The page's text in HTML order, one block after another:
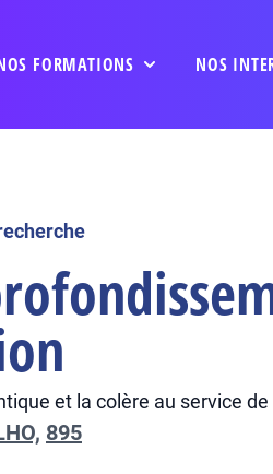
FORMATIONS NOS
et la colère au service
895